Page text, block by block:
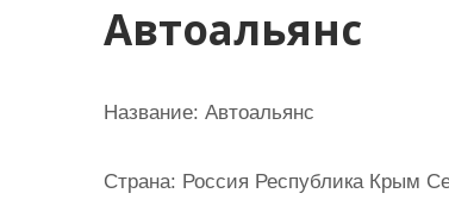
Автоальянс
Название: Автоальянс
Страна: Россия Республика Крым